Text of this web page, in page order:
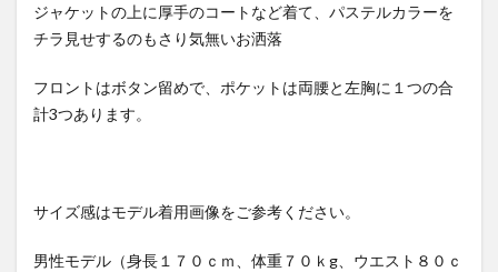
ジャケットの上に厚手のコートなど着て、パステルカラーを
チラ見せするのもさり気無いお洒落
フロントはボタン留めで、ポケットは両腰と左胸に１つの合
計3つあります。
サイズ感はモデル着用画像をご参考ください。
男性モデル（身長１７０ｃｍ、体重７０ｋg、ウエスト８０ｃ